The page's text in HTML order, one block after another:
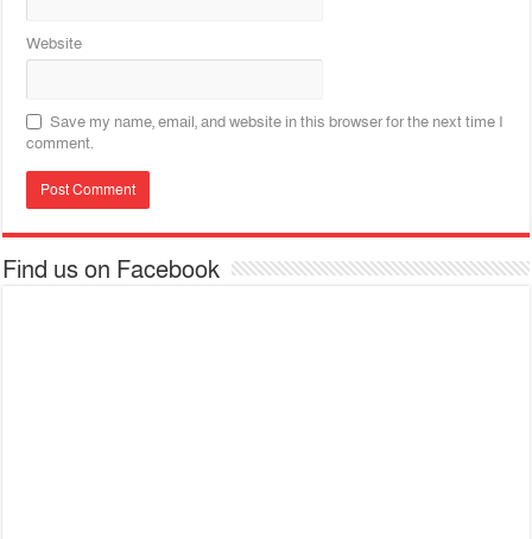
Website
Save my name, email, and website in this browser for the next time I
comment.
Find us on Facebook